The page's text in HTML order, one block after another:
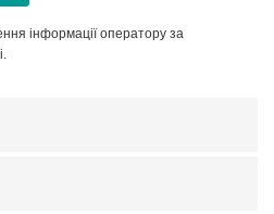
інформації оператору за